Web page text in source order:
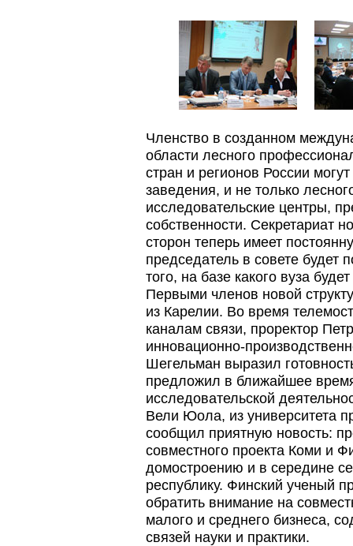
Членство в созданном
области лесного
стран и регионов России
заведения, и не только
исследовательские центры,
собственности. Секретариат
сторон теперь имеет
председатель в совете будет
того, на базе какого вуза
Первыми членов новой
из Карелии. Во время
каналам связи, проректор
инновационно-
Шегельман выразил
предложил в ближайшее
исследовательской
Вели Юола, из университета
сообщил приятную новость:
совместного проекта Коми и
домостроению и в середине
республику. Финский ученый
обратить внимание на
малого и среднего бизнеса,
связей науки и практики.